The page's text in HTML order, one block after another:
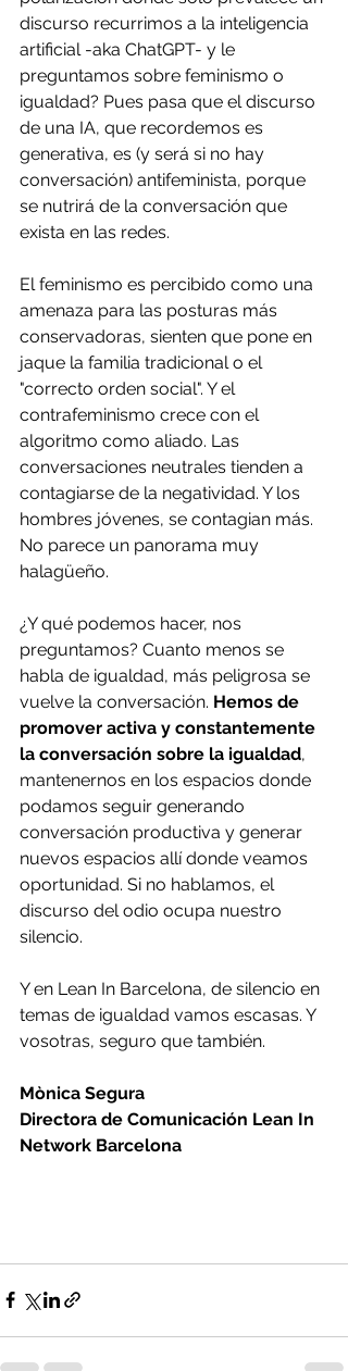
discurso recurrimos a la inteligencia
artificial -aka ChatGPT- y le
preguntamos sobre feminismo o
igualdad? Pues pasa que el discurso
de una IA, que recordemos es
generativa, es (y será si no hay
conversación) antifeminista, porque
se nutrirá de la conversación que
exista en las redes.
El feminismo es percibido como una
amenaza para las posturas más
conservadoras, sienten que pone en
jaque la familia tradicional o el
"correcto orden social". Y el
contrafeminismo crece con el
algoritmo como aliado. Las
conversaciones neutrales tienden a
contagiarse de la negatividad. Y los
hombres jóvenes, se contagian más.
No parece un panorama muy
halagüeño.
¿Y qué podemos hacer, nos
preguntamos? Cuanto menos se
habla de igualdad, más peligrosa se
vuelve la conversación. Hemos de
promover activa y constantemente
la conversación sobre la igualdad,
mantenernos en los espacios donde
podamos seguir generando
conversación productiva y generar
nuevos espacios allí donde veamos
oportunidad. Si no hablamos, el
discurso del odio ocupa nuestro
silencio.
Y en Lean In Barcelona, de silencio en
temas de igualdad vamos escasas. Y
vosotras, seguro que también.
Mònica Segura
Directora de Comunicación Lean In
Network Barcelona